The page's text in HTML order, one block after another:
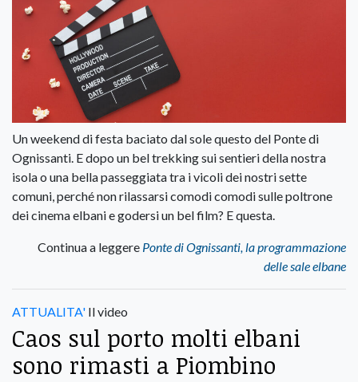
Un weekend di festa baciato dal sole questo del Ponte di
Ognissanti. E dopo un bel trekking sui sentieri della nostra
isola o una bella passeggiata tra i vicoli dei nostri sette
comuni, perché non rilassarsi comodi comodi sulle poltrone
dei cinema elbani e godersi un bel film? E questa.
Continua a leggere Ponte di Ognissanti, la programmazione
delle sale elbane
ATTUALITA' Il video
Caos sul porto molti elbani
sono rimasti a Piombino